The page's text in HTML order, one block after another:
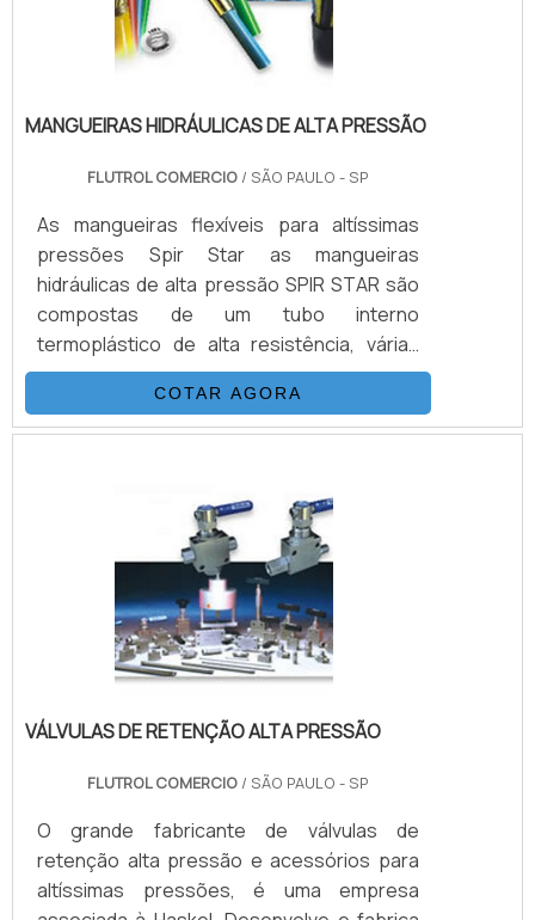
MANGUEIRAS HIDRÁULICAS DE ALTA PRESSÃO
FLUTROL COMERCIO / SÃO PAULO - SP
As mangueiras flexíveis para altíssimas
pressões Spir Star as mangueiras
hidráulicas de alta pressão SPIR STAR são
compostas de um tubo interno
termoplástico de alta resistência, várias
camadas de fio de aço trançados e/ou
espiralados e externamente revestidas
com uma capa de poliamida (nylon) ou
DESTACADOSEsta combinação, adicionada
a um processo único de trançagem
reforçada, resulta em uma mangueira
flexível, que possui as seguintes
propriedades: Desenvolv.
COTAR AGORA
VÁLVULAS DE RETENÇÃO ALTA PRESSÃO
FLUTROL COMERCIO / SÃO PAULO - SP
O grande fabricante de válvulas de
retenção alta pressão e acessórios para
altíssimas pressões, é uma empresa